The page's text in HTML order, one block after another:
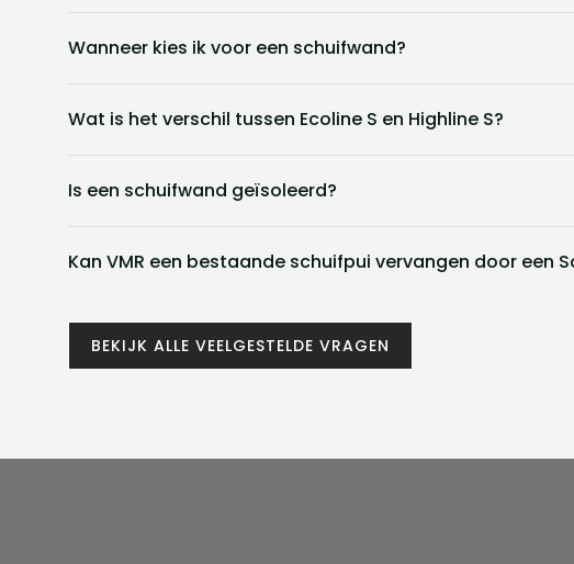
Wanneer kies ik voor een schuifwand?
Wat is het verschil tussen Ecoline S en Highline S?
Is een schuifwand geïsoleerd?
Kan VMR een bestaande schuifpui vervangen door een
BEKIJK ALLE VEELGESTELDE VRAGEN